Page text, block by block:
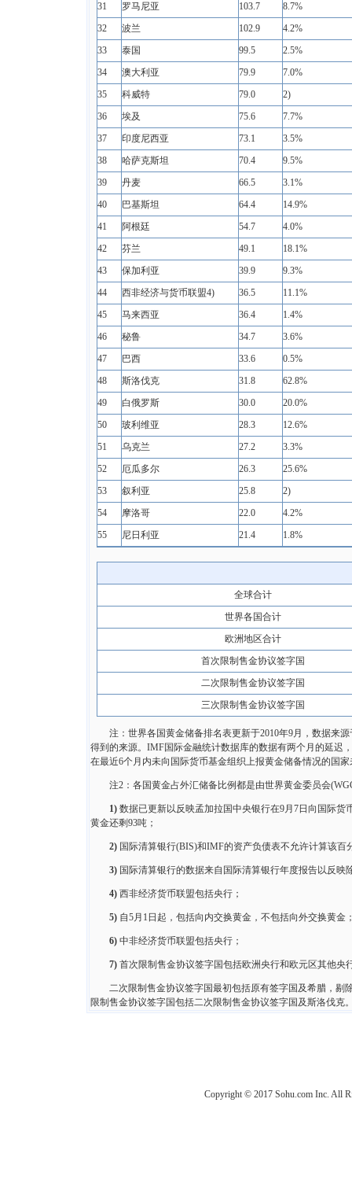
31
罗马尼亚 103.7
8.7%
32
波兰 102.9
4.2%
33
泰国 99.5
2.5%
34
澳大利亚 79.9
7.0%
35
科威特 79.0
2)
36
埃及 75.6
7.7%
37
印度尼西亚 73.1
3.5%
38
哈萨克斯坦 70.4
9.5%
39
丹麦 66.5
3.1%
40
巴基斯坦 64.4
14.9%
41
阿根廷 54.7
4.0%
42
芬兰 49.1
18.1%
43
保加利亚 39.9
9.3%
44
西非经济与货币联盟4) 36.5
11.1%
45
马来西亚 36.4
1.4%
46
秘鲁 34.7
3.6%
47
巴西 33.6
0.5%
48
斯洛伐克 31.8
62.8%
49
白俄罗斯 30.0
20.0%
50
玻利维亚 28.3
12.6%
51
乌克兰 27.2
3.3%
52
厄瓜多尔 26.3
25.6%
53
叙利亚 25.8
2)
54
摩洛哥 22.0
4.2%
55
尼日利亚 21.4 1.8%
全球合计
世界各国合计
欧洲地区合计
首次限制售金协议签字国
二次限制售金协议签字国
三次限制售金协议签字国
注：世界各国黄金储备排名表更新于2010年9月，数据来源
得到的来源。IMF国际金融统计数据库的数据有两个月的延迟
在最近6个月内未向国际货币基金组织上报黄金储备情况的国
注2：各国黄金占外汇储备比例都是由世界黄金委员会
1) 数据已更新以反映孟加拉国中央银行在9月7日向国际
黄金还剩93吨；
2) 国际清算银行(BIS)和IMF的资产负债表不允许计算该
3) 国际清算银行的数据来自国际清算银行年度报告以反
4) 西非经济货币联盟包括央行；
5) 自5月1日起，包括向内交换黄金，不包括向外交换黄金
6) 中非经济货币联盟包括央行；
7) 首次限制售金协议签字国包括欧洲央行和欧元区其他央
二次限制售金协议签字国最初包括原有签字国及希腊，
限制售金协议签字国包括二次限制售金协议签字国及斯洛伐克
Copyright © 2017 Sohu.com Inc. All